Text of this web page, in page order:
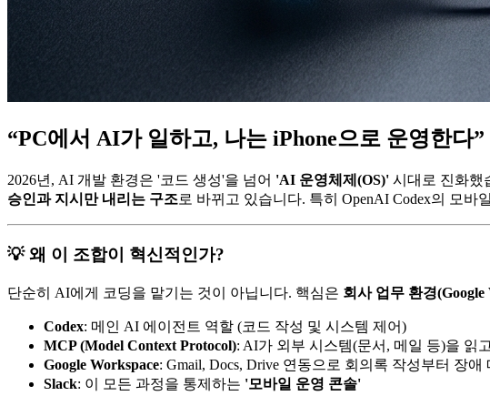
“PC에서 AI가 일하고, 나는 iPhone으로 운영한다”
2026년, AI 개발 환경은 '코드 생성'을 넘어 'AI 운영체제(OS)' 시대로 진화했
승인과 지시만 내리는 구조로 바뀌고 있습니다. 특히 OpenAI Codex의 모
💡 왜 이 조합이 혁신적인가?
단순히 AI에게 코딩을 맡기는 것이 아닙니다. 핵심은 회사 업무 환경
Codex: 메인 AI 에이전트 역할 (코드 작성 및 시스템 제어)
MCP (Model Context Protocol): AI가 외부 시스템(문서, 메일 등)을 읽
Google Workspace: Gmail, Docs, Drive 연동으로 회의록 작성부터 장
Slack: 이 모든 과정을 통제하는 '모바일 운영 콘솔'